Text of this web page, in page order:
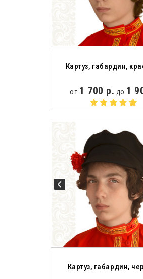
Картуз, габардин,
от 1 700 р. до 1
Картуз, габардин,